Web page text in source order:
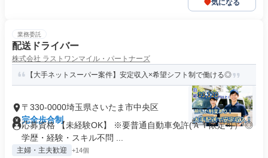
気になる
業務委託
配送ドライバー
株式会社 ラストワンマイル・パートナーズ
【大手ネットスーパー案件】安定収入×希望シフト制で働ける◎
〒330-0000埼玉県さいたま市中央区
完全歩合制
応募資格 【未経験OK】 ※要普通自動車免許(ＡＴ限定可） ◎
学歴・経験・スキル不問 ...
主婦・主夫歓迎 +14個